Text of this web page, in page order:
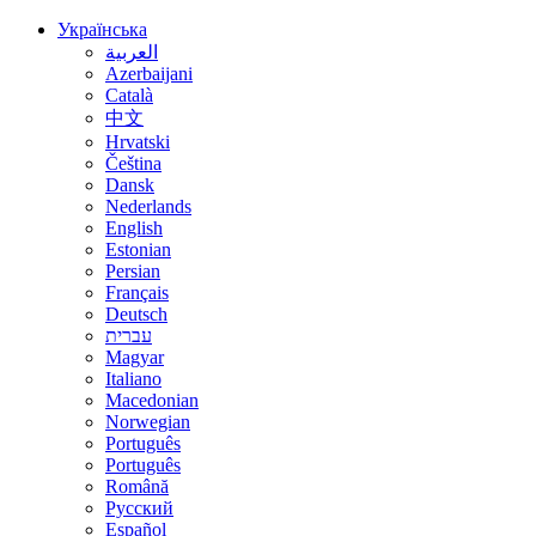
Українська
العربية
Azerbaijani
Català
中文
Hrvatski
Čeština
Dansk
Nederlands
English
Estonian
Persian
Français
Deutsch
עברית
Magyar
Italiano
Macedonian
Norwegian
Português
Português
Română
Русский
Español